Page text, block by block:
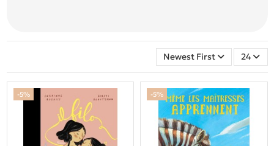
Newest First 24
-5% -5%